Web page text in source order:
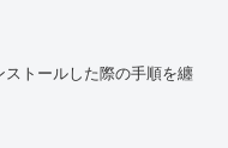
ストールした際の手順を纏